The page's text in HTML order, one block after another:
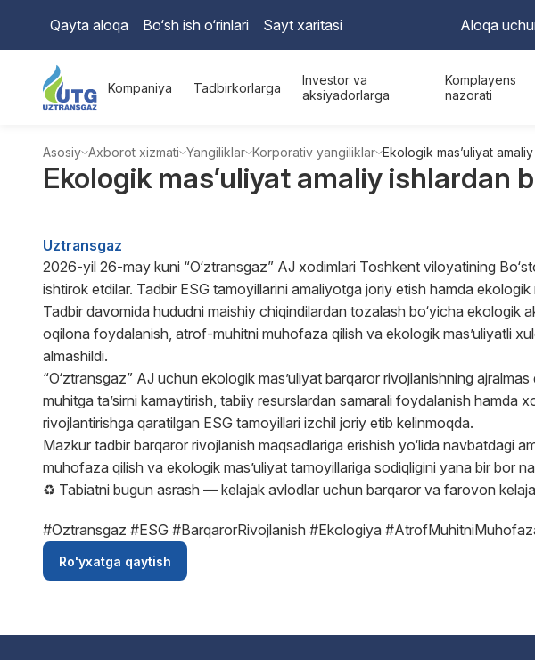
Qayta aloqa Bo‘sh ish o‘rinlari Sayt xaritasi Aloqa
Kompaniya Tadbirkorlarga
Investor va
aksiyadorlarga
Komplayens
nazorati
Asosiy Axborot xizmati Yangiliklar Korporativ yangiliklar Ekologik mas’uliyat
Ekologik mas’uliyat amaliy ishlardan
Uztransgaz
2026-yil 26-may kuni “O‘ztransgaz” AJ xodimlari Toshkent viloyatining
ishtirok etdilar. Tadbir ESG tamoyillarini amaliyotga joriy etish hamda
Tadbir davomida hududni maishiy chiqindilardan tozalash bo‘yicha ekologik
oqilona foydalanish, atrof-muhitni muhofaza qilish va ekologik mas’uliyatli
almashildi.
“O‘ztransgaz” AJ uchun ekologik mas’uliyat barqaror rivojlanishning
muhitga ta’sirni kamaytirish, tabiiy resurslardan samarali foydalanish hamda
rivojlantirishga qaratilgan ESG tamoyillari izchil joriy etib kelinmoqda.
Mazkur tadbir barqaror rivojlanish maqsadlariga erishish yo‘lida navbatdagi
muhofaza qilish va ekologik mas’uliyat tamoyillariga sodiqligini yana bir bor
♻️ Tabiatni bugun asrash — kelajak avlodlar uchun barqaror va farovon
#Oztransgaz #ESG #BarqarorRivojlanish #Ekologiya
Ro'yxatga qaytish